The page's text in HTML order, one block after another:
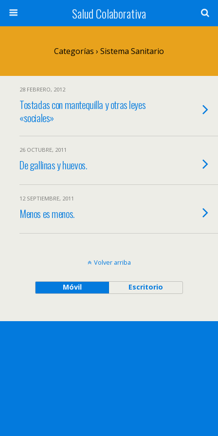
Salud Colaborativa
Categorías › Sistema Sanitario
28 FEBRERO, 2012
Tostadas con mantequilla y otras leyes
«sociales»
26 OCTUBRE, 2011
De gallinas y huevos.
12 SEPTIEMBRE, 2011
Menos es menos.
Volver arriba
Móvil Escritorio